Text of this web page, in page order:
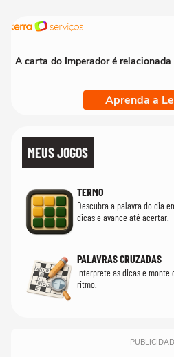
A carta do Imperador é relacionada
Aprenda a
MEUS JOGOS
TERMO
Descubra a palavra do dia
dicas e avance até acertar.
PALAVRAS CRUZADAS
Interprete as dicas e
ritmo.